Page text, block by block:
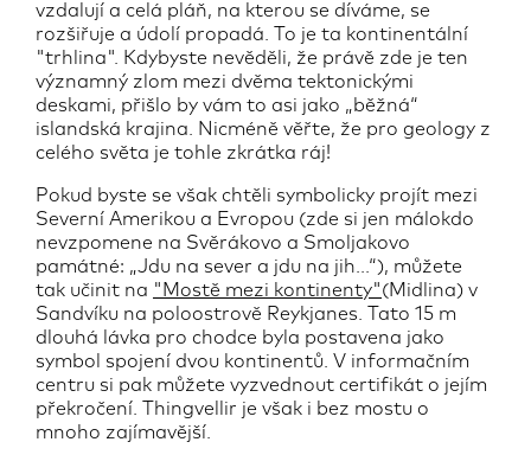
vzdalují a celá pláň, na kterou se díváme, se
rozšiřuje a údolí propadá. To je ta kontinentální
"trhlina". Kdybyste nevěděli, že právě zde je ten
významný zlom mezi dvěma tektonickými
deskami, přišlo by vám to asi jako „běžná“
islandská krajina. Nicméně věřte, že pro geology z
celého světa je tohle zkrátka ráj!
Pokud byste se však chtěli symbolicky projít mezi
Severní Amerikou a Evropou (zde si jen málokdo
nevzpomene na Svěrákovo a Smoljakovo
památné: „Jdu na sever a jdu na jih...“), můžete
tak učinit na "Mostě mezi kontinenty"(Midlina) v
Sandvíku na poloostrově Reykjanes. Tato 15 m
dlouhá lávka pro chodce byla postavena jako
symbol spojení dvou kontinentů. V informačním
centru si pak můžete vyzvednout certifikát o jejím
překročení. Thingvellir je však i bez mostu o
mnoho zajímavější.